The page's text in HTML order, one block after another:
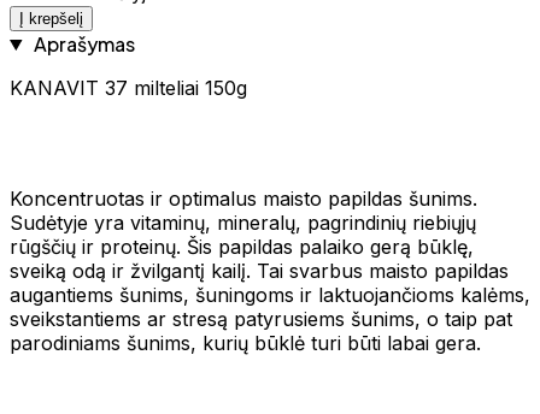
Į krepšelį
Aprašymas
KANAVIT 37 milteliai 150g
Koncentruotas ir optimalus maisto papildas šunims.
Sudėtyje yra vitaminų, mineralų, pagrindinių riebiųjų
rūgščių ir proteinų. Šis papildas palaiko gerą būklę,
sveiką odą ir žvilgantį kailį. Tai svarbus maisto papildas
augantiems šunims, šuningoms ir laktuojančioms kalėms,
sveikstantiems ar stresą patyrusiems šunims, o taip pat
parodiniams šunims, kurių būklė turi būti labai gera.